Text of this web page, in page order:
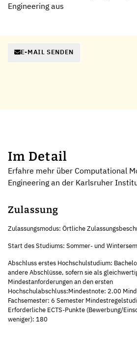
Engineering aus
E-MAIL SENDEN
Im Detail
Erfahre mehr über Computational
Engineering an der Karlsruher
Zulassung
Zulassungsmodus: Örtliche
Start des Studiums: Sommer- und
Abschluss erstes Hochschulstudium:
andere Abschlüsse, sofern sie als
Mindestanforderungen an den ersten
Hochschulabschluss:Mindestnote: 2.00
Fachsemester: 6 Semester
Erforderliche ECTS-Punkte (Bewerbung/
weniger): 180